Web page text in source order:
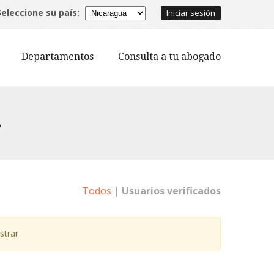
Iniciar sesión
su país:
Departamentos Consulta a tu abogado
Todos | Usuarios verificados